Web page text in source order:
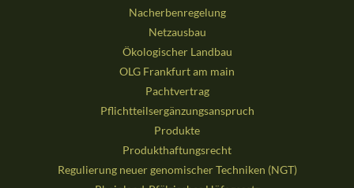
Nacherbenregelung
Netzausbau
Ökologischer Landbau
OLG Frankfurt am main
Pachtvertrag
Pflichtteilsergänzungsanspruch
Produkte
Produkthaftungsrecht
Regulierung neuer genomischer Techniken (NGT)